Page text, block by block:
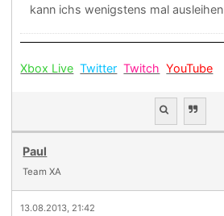
kann ichs wenigstens mal ausleihen
Xbox Live Twitter Twitch YouTube
Paul
Team XA
13.08.2013, 21:42